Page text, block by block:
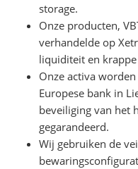
storage.
Onze producten,
verhandelde op
liquiditeit en
Onze activa
Europese bank in
beveiliging van het
gegarandeerd.
Wij gebruiken de